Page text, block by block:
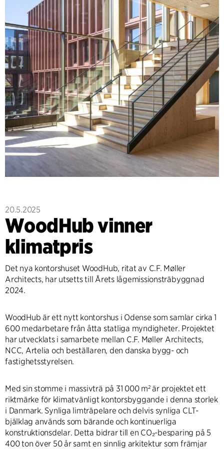
20.5.2025
WoodHub vinner
klimatpris
Det nya kontorshuset WoodHub, ritat av C.F. Møller
Architects, har utsetts till Årets lågemissionsträbyggnad
2024.
WoodHub är ett nytt kontorshus i Odense som samlar cirka 1
600 medarbetare från åtta statliga myndigheter. Projektet
har utvecklats i samarbete mellan C.F. Møller Architects,
NCC, Artelia och beställaren, den danska bygg- och
fastighetsstyrelsen.
Med sin stomme i massivträ på 31 000 m² är projektet ett
riktmärke för klimatvänligt kontorsbyggande i denna storlek
i Danmark. Synliga limträpelare och delvis synliga CLT-
bjälklag används som bärande och kontinuerliga
konstruktionsdelar. Detta bidrar till en CO₂-besparing på 5
400 ton över 50 år samt en sinnlig arkitektur som främjar